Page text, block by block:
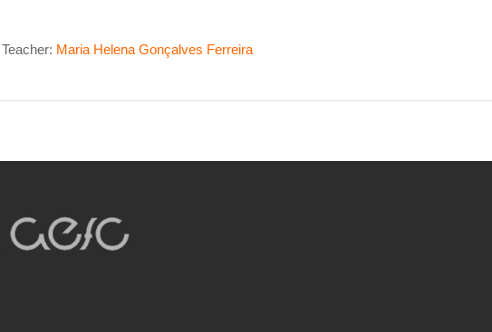
Teacher: Maria Helena Gonçalves Ferreira